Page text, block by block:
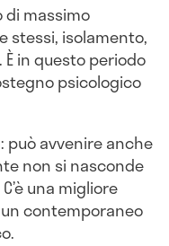
di massimo
stessi, isolamento,
in questo periodo
psicologico
avvenire anche
non si nasconde
una migliore
contemporaneo